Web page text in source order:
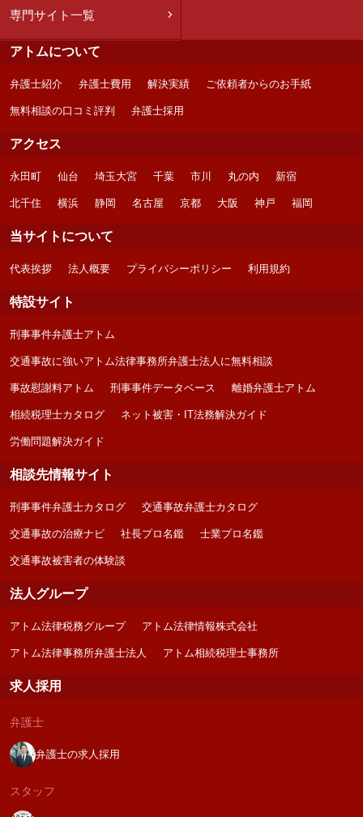
専門サイト一覧
アトムについて
弁護士紹介 弁護士費用 解決実績 ご依頼者からのお手紙
無料相談の口コミ評判 弁護士採用
アクセス
永田町 仙台 埼玉大宮 千葉 市川 丸の内 新宿
北千住 横浜 静岡 名古屋 京都 大阪 神戸 福岡
当サイトについて
代表挨拶 法人概要 プライバシーポリシー 利用規約
特設サイト
刑事事件弁護士アトム
交通事故に強いアトム法律事務所弁護士法人に無料相談
事故慰謝料アトム 刑事事件データベース 離婚弁護士アトム
相続税理士カタログ ネット被害・IT法務解決ガイド
労働問題解決ガイド
相談先情報サイト
刑事事件弁護士カタログ 交通事故弁護士カタログ
交通事故の治療ナビ 社長プロ名鑑 士業プロ名鑑
交通事故被害者の体験談
法人グループ
アトム法律税務グループ アトム法律情報株式会社
アトム法律事務所弁護士法人 アトム相続税理士事務所
求人採用
弁護士
弁護士の求人採用
スタッフ